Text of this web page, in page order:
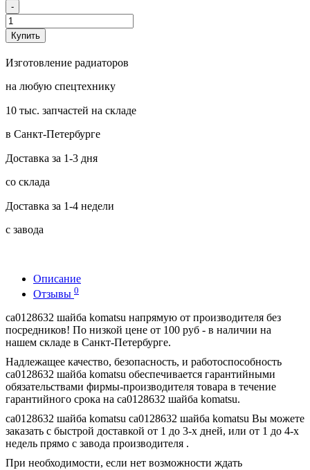
-
Купить
Изготовление радиаторов
на любую спецтехнику
10 тыс. запчастей на складе
в Санкт-Петербурге
Доставка за 1-3 дня
со склада
Доставка за 1-4 недели
с завода
Описание
Отзывы 0
ca0128632 шайба komatsu напрямую от производителя без
посредников! По низкой цене от 100 руб - в наличии на
нашем складе в Санкт-Петербурге.
Надлежащее качество, безопасность, и работоспособность
ca0128632 шайба komatsu обеспечивается гарантийными
обязательствами фирмы-производителя товара в течение
гарантийного срока на ca0128632 шайба komatsu.
ca0128632 шайба komatsu ca0128632 шайба komatsu Вы можете
заказать с быстрой доставкой от 1 до 3-х дней, или от 1 до 4-х
недель прямо с завода производителя .
При необходимости, если нет возможности ждать